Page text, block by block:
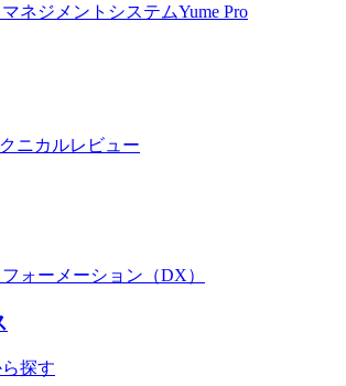
ネジメントシステムYume Pro
ニカルレビュー
ォーメーション（DX）
探す